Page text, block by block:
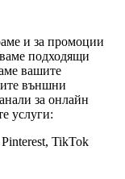
и за промоции
подходящи
вашите
външни
за онлайн
услуги:
TikTok